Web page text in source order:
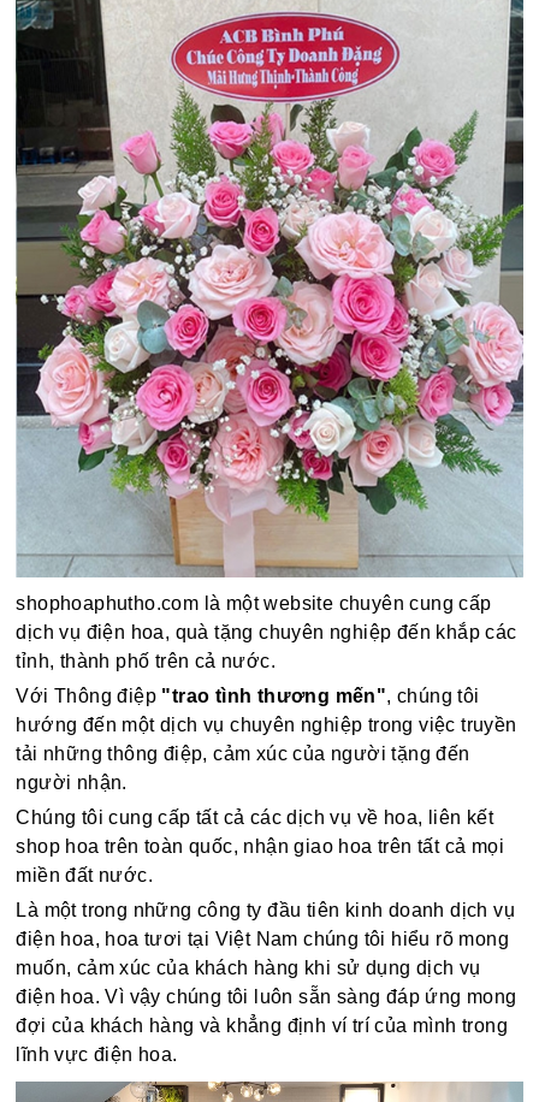
shophoaphutho.com là một website chuyên cung cấp
dịch vụ điện hoa, quà tặng chuyên nghiệp đến khắp các
tỉnh, thành phố trên cả nước.
Với Thông điệp "trao tình thương mến", chúng tôi
hướng đến một dịch vụ chuyên nghiệp trong việc truyền
tải những thông điệp, cảm xúc của người tặng đến
người nhận.
Chúng tôi cung cấp tất cả các dịch vụ về hoa, liên kết
shop hoa trên toàn quốc, nhận giao hoa trên tất cả mọi
miền đất nước.
Là một trong những công ty đầu tiên kinh doanh dịch vụ
điện hoa, hoa tươi tại Việt Nam chúng tôi hiểu rõ mong
muốn, cảm xúc của khách hàng khi sử dụng dịch vụ
điện hoa. Vì vậy chúng tôi luôn sẵn sàng đáp ứng mong
đợi của khách hàng và khẳng định ví trí của mình trong
lĩnh vực điện hoa.